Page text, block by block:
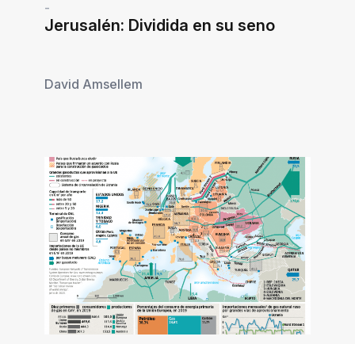
-
Jerusalén: Dividida en su seno
David Amsellem